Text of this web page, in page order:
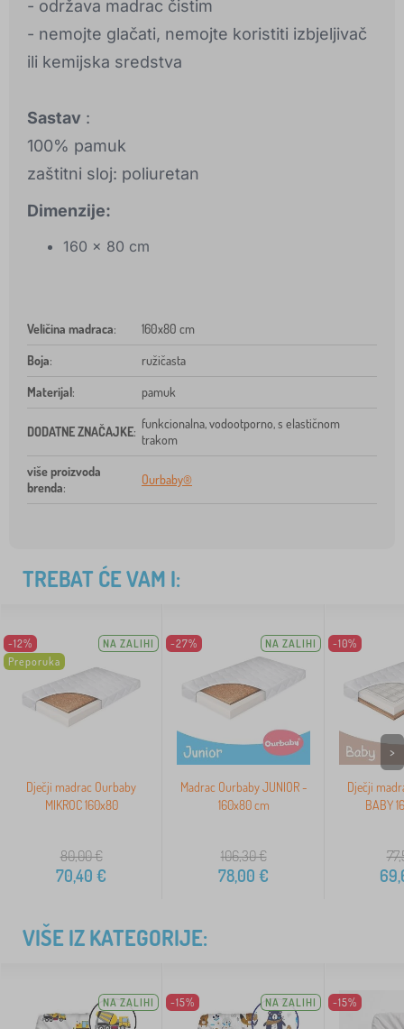
- održava madrac čistim
- nemojte glačati, nemojte koristiti izbjeljivač
ili kemijska sredstva
Sastav :
100% pamuk
zaštitni sloj: poliuretan
Dimenzije:
160 x 80 cm
Veličina madraca: 160x80 cm
Boja: ružičasta
Materijal: pamuk
DODATNE ZNAČAJKE:
funkcionalna, vodootporno, s elastičnom
trakom
više proizvoda
brenda:
Ourbaby®
TREBAT ĆE VAM I:
-12%
Preporuka
NA ZALIHI
Dječji madrac Ourbaby
MIKROC 160x80
80,00€
70,40 €
-27% NA ZALIHI
Madrac Ourbaby JUNIOR -
160x80 cm
106,30€
78,00 €
-10%
Dječji
BABY
>
VIŠE IZ KATEGORIJE:
NA ZALIHI -15% NA ZALIHI -15%